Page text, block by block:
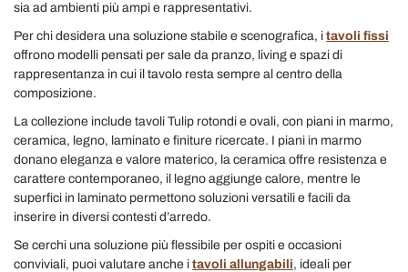
sia ad ambienti più ampi e rappresentativi.
Per chi desidera una soluzione stabile e scenografica, i tavoli fissi
offrono modelli pensati per sale da pranzo, living e spazi di
rappresentanza in cui il tavolo resta sempre al centro della
composizione.
La collezione include tavoli Tulip rotondi e ovali, con piani in marmo,
ceramica, legno, laminato e finiture ricercate. I piani in marmo
donano eleganza e valore materico, la ceramica offre resistenza e
carattere contemporaneo, il legno aggiunge calore, mentre le
superfici in laminato permettono soluzioni versatili e facili da
inserire in diversi contesti d’arredo.
Se cerchi una soluzione più flessibile per ospiti e occasioni
conviviali, puoi valutare anche i tavoli allungabili, ideali per